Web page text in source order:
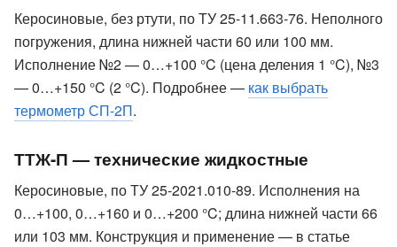
Керосиновые, без ртути, по ТУ 25-11.663-76. Неполного
погружения, длина нижней части 60 или 100 мм.
Исполнение №2 — 0…+100 °C (цена деления 1 °C), №3
— 0…+150 °C (2 °C). Подробнее — как выбрать
термометр СП-2П.
ТТЖ-П — технические жидкостные
Керосиновые, по ТУ 25-2021.010-89. Исполнения на
0…+100, 0…+160 и 0…+200 °C; длина нижней части 66
или 103 мм. Конструкция и применение — в статье